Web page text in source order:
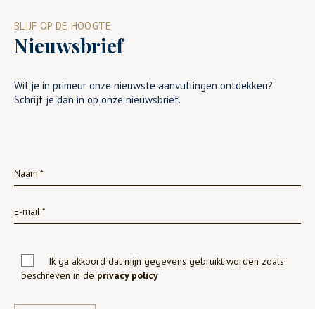
BLIJF OP DE HOOGTE
Nieuwsbrief
Wil je in primeur onze nieuwste aanvullingen ontdekken?
Schrijf je dan in op onze nieuwsbrief.
Ik ga akkoord dat mijn gegevens gebruikt worden zoals
beschreven in de privacy policy